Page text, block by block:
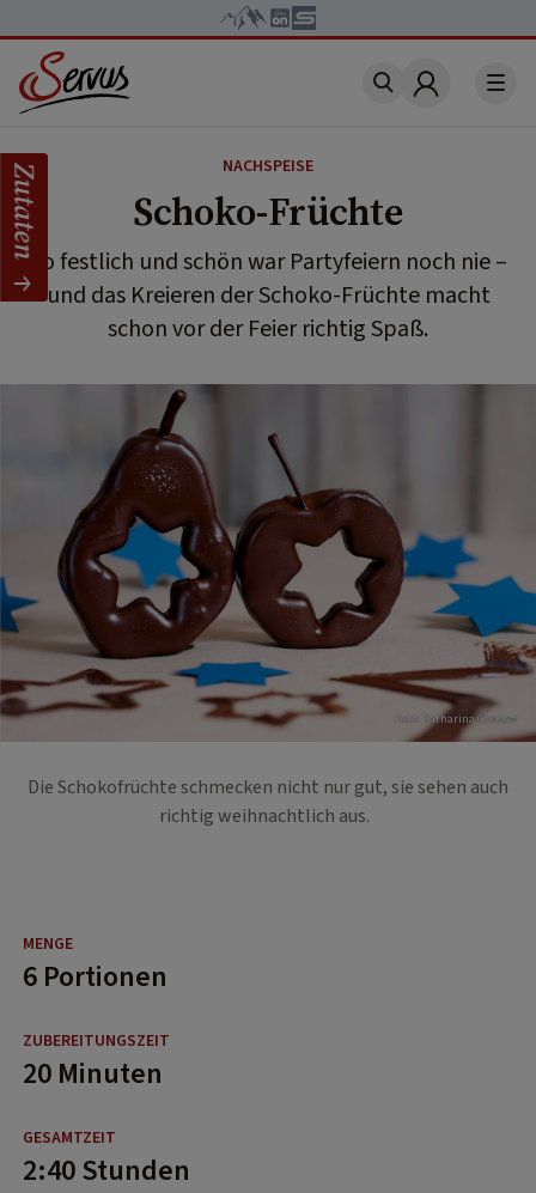
Account
NACHSPEISE
Schoko-Früchte
So festlich und schön war Partyfeiern noch nie –
und das Kreieren der Schoko-Früchte macht
schon vor der Feier richtig Spaß.
Foto: Katharina Gossow
Die Schokofrüchte schmecken nicht nur gut, sie sehen auch
richtig weihnachtlich aus.
6 Portionen
20 Minuten
2:40 Stunden
Zutaten